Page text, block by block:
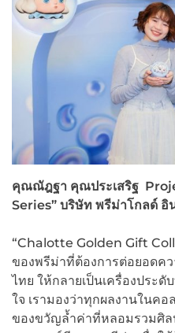
คุณณัฎฐา คุณประเสริฐ
Series” บริษัท พรีม่าโกลด์ อิ
“Chalotte Golden Gift
ของพรีม่าที่ต้องการต่อยอดค
ไทย ให้กลายเป็นเครื่องประ
ใจ เรามองว่าทุกผลงานในค
ของขวัญล้ำค่าที่หลอมรวมศิล